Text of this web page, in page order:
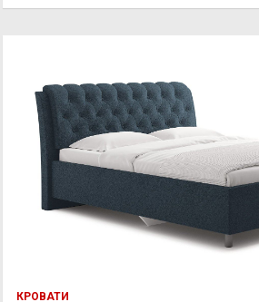
КРОВАТИ